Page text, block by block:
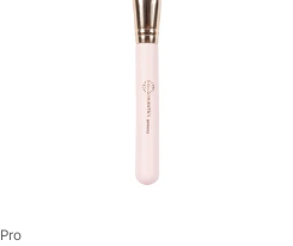
Proveedor:
Pro